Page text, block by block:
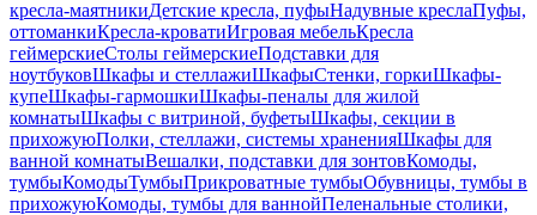
кресла-маятникиДетские кресла, пуфыНадувные креслаПуфы,
оттоманкиКресла-кроватиИгровая мебельКресла
геймерскиеСтолы геймерскиеПодставки для
ноутбуковШкафы и стеллажиШкафыСтенки, горкиШкафы-
купеШкафы-гармошкиШкафы-пеналы для жилой
комнатыШкафы с витриной, буфетыШкафы, секции в
прихожуюПолки, стеллажи, системы храненияШкафы для
ванной комнатыВешалки, подставки для зонтовКомоды,
тумбыКомодыТумбыПрикроватные тумбыОбувницы, тумбы в
прихожуюКомоды, тумбы для ваннойПеленальные столики,